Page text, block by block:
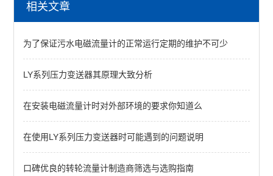
压力表附件
普通压力表
防腐压力表
数显压力表
油表（耐震压力表）
相关文章
为了保证污水电磁流量计的正常运行定期的维护不可少
LY系列压力变送器其原理大致分析
在安装电磁流量计时对外部环境的要求你知道么
在使用LY系列压力变送器时可能遇到的问题说明
口碑优良的转轮流量计制造商筛选与选购指南